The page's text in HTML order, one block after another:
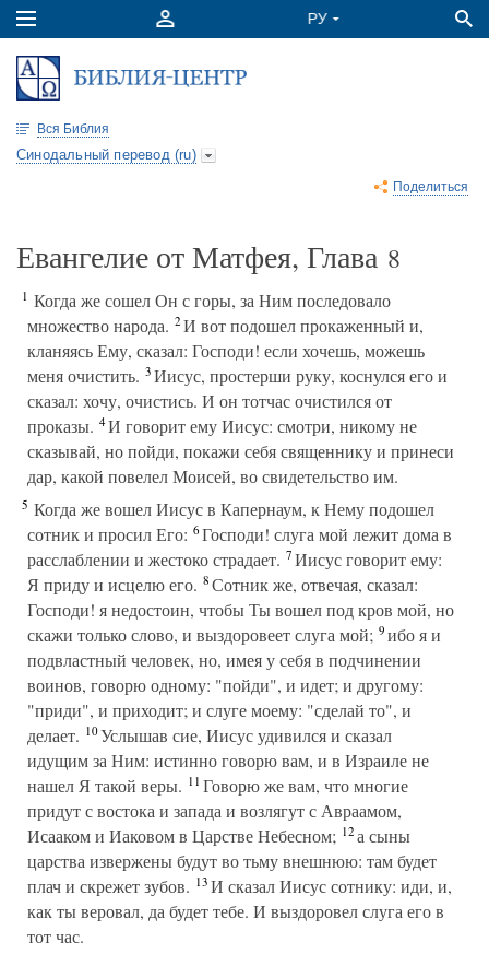
Вся Библия
Синодальный перевод (ru)
Поделиться
Евангелие от Матфея, Глава 8
1 Когда же сошел Он с горы, за Ним последовало
множество народа. 2И вот подошел прокаженный и,
кланяясь Ему, сказал: Господи! если хочешь, можешь
меня очистить. 3Иисус, простерши руку, коснулся его и
сказал: хочу, очистись. И он тотчас очистился от
проказы. 4И говорит ему Иисус: смотри, никому не
сказывай, но пойди, покажи себя священнику и принеси
дар, какой повелел Моисей, во свидетельство им.
5 Когда же вошел Иисус в Капернаум, к Нему подошел
сотник и просил Его: 6Господи! слуга мой лежит дома в
расслаблении и жестоко страдает. 7Иисус говорит ему:
Я приду и исцелю его. 8Сотник же, отвечая, сказал:
Господи! я недостоин, чтобы Ты вошел под кров мой, но
скажи только слово, и выздоровеет слуга мой; 9ибо я и
подвластный человек, но, имея у себя в подчинении
воинов, говорю одному: "пойди", и идет; и другому:
"приди", и приходит; и слуге моему: "сделай то", и
делает. 10Услышав сие, Иисус удивился и сказал
идущим за Ним: истинно говорю вам, и в Израиле не
нашел Я такой веры. 11Говорю же вам, что многие
придут с востока и запада и возлягут с Авраамом,
Исааком и Иаковом в Царстве Небесном; 12а сыны
царства извержены будут во тьму внешнюю: там будет
плач и скрежет зубов. 13И сказал Иисус сотнику: иди, и,
как ты веровал, да будет тебе. И выздоровел слуга его в
тот час.